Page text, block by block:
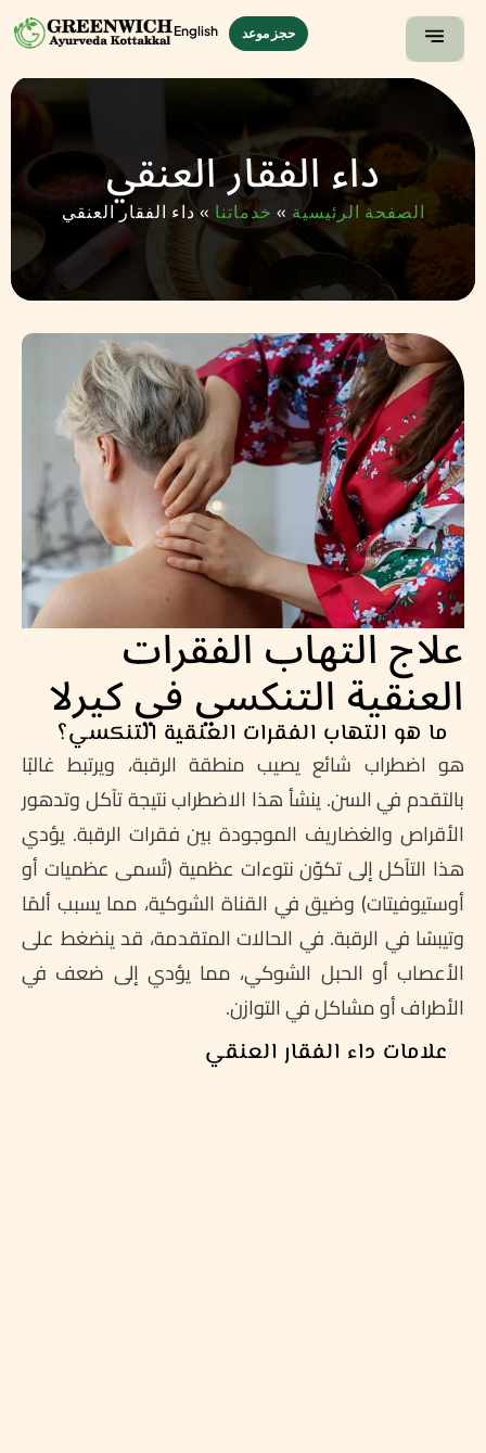
English حجز موعد
داء الفقار العنقي
الصفحة الرئيسية » خدماتنا »داء الفقار العنقي
علاج التهاب الفقرات
العنقية التنكسي في كيرلا
ما هو التهاب الفقرات العنقية التنكسي؟
هو اضطراب شائع يصيب منطقة الرقبة، ويرتبط غالبًا
بالتقدم في السن. ينشأ هذا الاضطراب نتيجة تآكل وتدهور
الأقراص والغضاريف الموجودة بين فقرات الرقبة. يؤدي
هذا التآكل إلى تكوّن نتوءات عظمية (تُسمى عظميات أو
أوستيوفيتات) وضيق في القناة الشوكية، مما يسبب ألمًا
وتيبسًا في الرقبة. في الحالات المتقدمة، قد ينضغط على
الأعصاب أو الحبل الشوكي، مما يؤدي إلى ضعف في
الأطراف أو مشاكل في التوازن.
علامات داء الفقار العنقي